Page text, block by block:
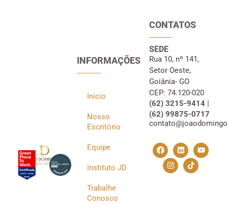
INFORMAÇÕES
Início
Nosso
Escritório
Equipe
Instituto JD
Trabalhe
Conosco
CONTATOS
SEDE
Rua 10, nº 141,
Setor Oeste,
Goiânia- GO
CEP: 74.120-020
(62) 3215-9414 |
(62) 99875-0717